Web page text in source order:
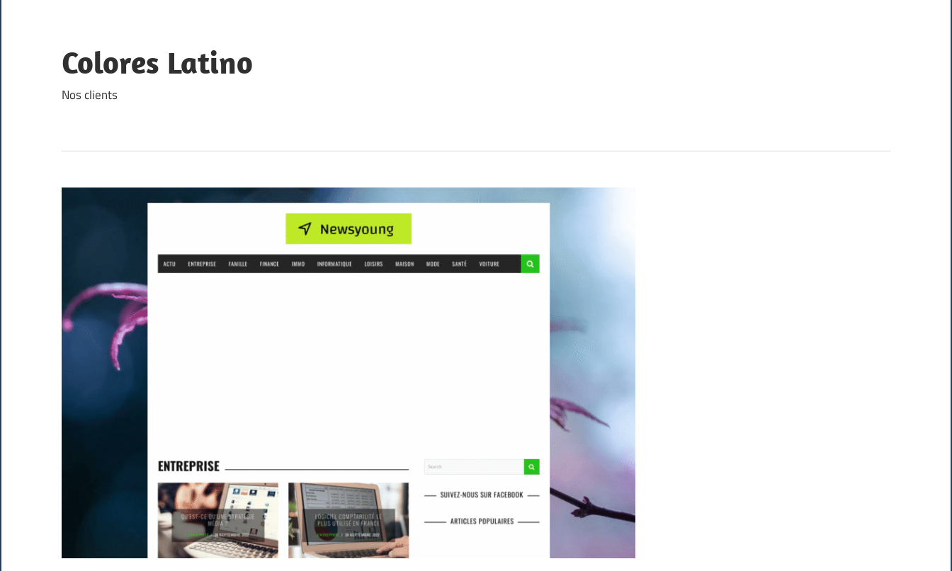
content
Colores Latino
Nos clients